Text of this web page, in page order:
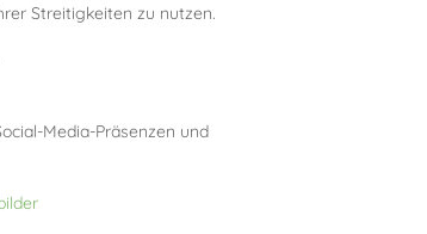
Streitigkeiten zu nutzen.
Media-Präsenzen und